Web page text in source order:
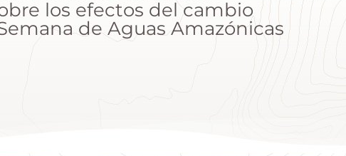
los efectos del cambio
de Aguas Amazónicas